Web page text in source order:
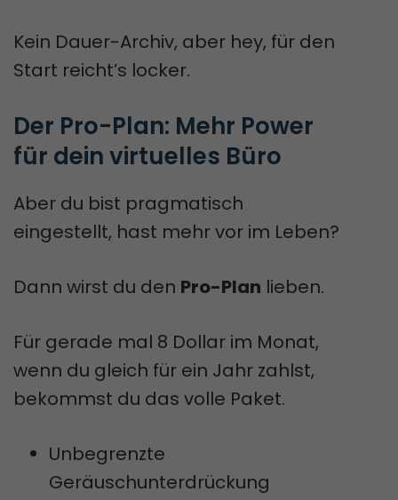
Kein Dauer-Archiv, aber hey, für den
Start reicht’s locker.
Der Pro-Plan: Mehr Power
für dein virtuelles Büro
Aber du bist pragmatisch
eingestellt, hast mehr vor im Leben?
Dann wirst du den Pro-Plan lieben.
Für gerade mal 8 Dollar im Monat,
wenn du gleich für ein Jahr zahlst,
bekommst du das volle Paket.
Unbegrenzte
Geräuschunterdrückung